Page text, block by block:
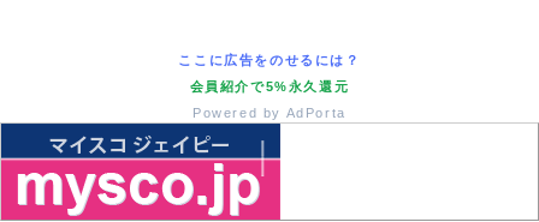
ここに広告をのせるには？
会員紹介で5%永久還元
Powered by AdPorta